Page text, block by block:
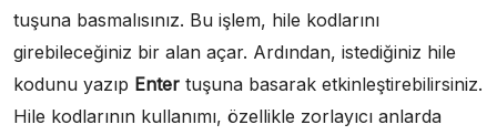
tuşuna basmalısınız. Bu işlem, hile kodlarını
girebileceğiniz bir alan açar. Ardından, istediğiniz hile
kodunu yazıp Enter tuşuna basarak etkinleştirebilirsiniz.
Hile kodlarının kullanımı, özellikle zorlayıcı anlarda